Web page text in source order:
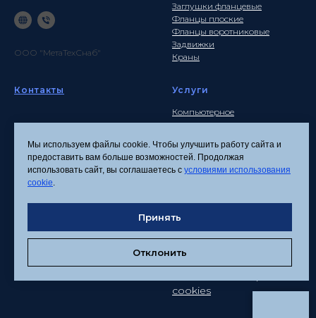
ООО "МетаТехСнаб"
Заглушки фланцевые
Фланцы плоские
Фланцы воротниковые
Задвижки
Краны
Контакты
info@metatehsnab.ru
Услуги
Компьютерное
моделирование
Изделия по чертежам
Политика
конфиденциальности
Согласие на обработку
cookies
Мы используем файлы cookie. Чтобы улучшить работу сайта и
предоставить вам больше возможностей. Продолжая
использовать сайт, вы соглашаетесь с условиями использования
cookie.
Принять
Отклонить